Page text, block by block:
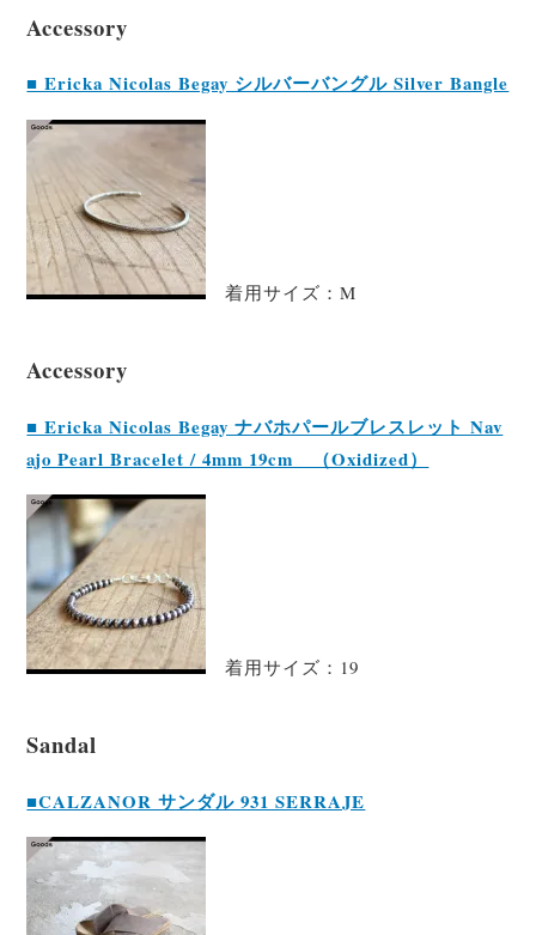
Accessory
■ Ericka Nicolas Begay シルバーバングル Silver Bangle
着用サイズ：M
Accessory
■ Ericka Nicolas Begay ナバホパールブレスレット Nav
ajo Pearl Bracelet / 4mm 19cm （Oxidized）
着用サイズ：19
Sandal
■CALZANOR サンダル 931 SERRAJE